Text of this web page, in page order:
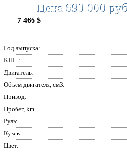
Цена 690 000
7 466 $
Год выпуска:
КПП :
Двигатель:
Объем двигателя, см3:
Привод:
Пробег, km
Руль:
Кузов:
Цвет: